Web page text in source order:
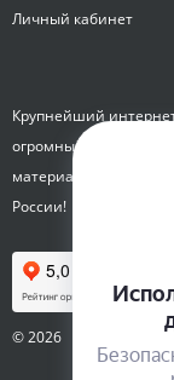
Личный кабинет
Крупнейший
огромный каталог
материала. Здесь вы
России!
© 2026